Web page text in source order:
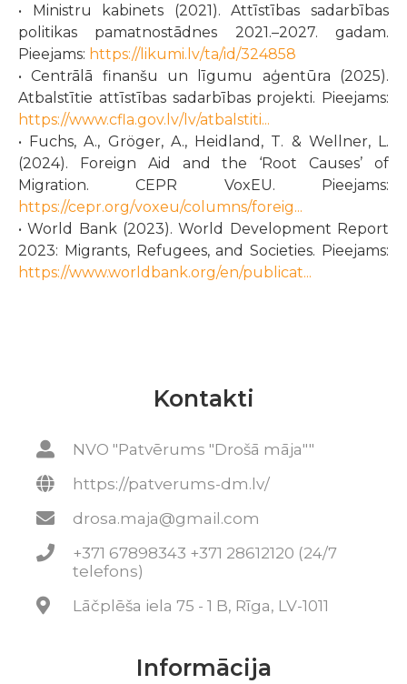
• Ministru kabinets (2021). Attīstības sadarbības
politikas pamatnostādnes 2021.–2027. gadam.
Pieejams: https://likumi.lv/ta/id/324858
• Centrālā finanšu un līgumu aģentūra (2025).
Atbalstītie attīstības sadarbības projekti. Pieejams:
https://www.cfla.gov.lv/lv/atbalstiti...
• Fuchs, A., Gröger, A., Heidland, T. & Wellner, L.
(2024). Foreign Aid and the ‘Root Causes’ of
Migration. CEPR VoxEU. Pieejams:
https://cepr.org/voxeu/columns/foreig...
• World Bank (2023). World Development Report
2023: Migrants, Refugees, and Societies. Pieejams:
https://www.worldbank.org/en/publicat...
Kontakti
NVO "Patvērums "Drošā māja""
https://patverums-dm.lv/
drosa.maja@gmail.com
+371 67898343 +371 28612120 (24/7
telefons)
Lāčplēša iela 75 - 1 B, Rīga, LV-1011
Informācija